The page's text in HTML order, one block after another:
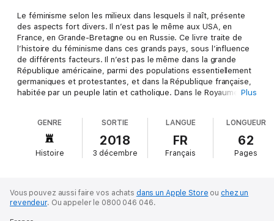
Le féminisme selon les milieux dans lesquels il naît, présente
des aspects fort divers. Il n’est pas le même aux USA, en
France, en Grande-Bretagne ou en Russie. Ce livre traite de
l’histoire du féminisme dans ces grands pays, sous l’influence
de différents facteurs. Il n’est pas le même dans la grande
République américaine, parmi des populations essentiellement
germaniques et protestantes, et dans la République française,
habitée par un peuple latin et catholique. Dans le Royaume-Uni,
Suède, dont le prince, personnellement partisan des droits des
femmes, favorise le mouvement féministe. Celui-ci enfin a un
caractère tout à fait spécial en Russie. Comme il s’agit, dans
cette étude, de plusieurs pays, l’auteure s’est parfois vue
ses séjours en Angleterre et en Amérique, et s’est efforcée de
donner des renseignements aussi exacts que possible.
Plus
GENRE
Histoire
SORTIE
2018
3 décembre
LANGUE
FR
Français
LONGUEUR
62
Pages
Vous pouvez aussi faire vos achats dans un Apple Store ou chez un
revendeur. Ou appeler le 0800 046 046.